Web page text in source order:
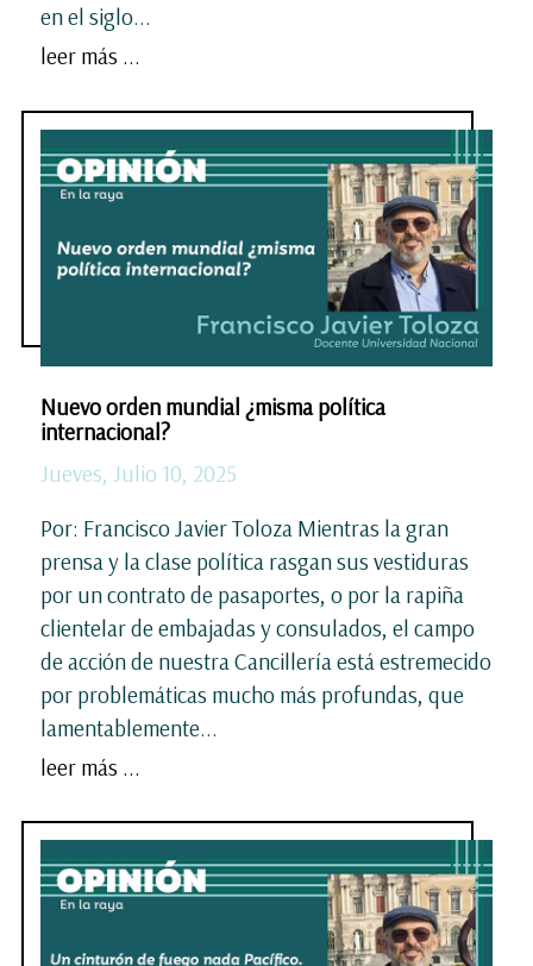
en el siglo...
leer más ...
Nuevo orden mundial ¿misma política
internacional?
Jueves, Julio 10, 2025
Por: Francisco Javier Toloza Mientras la gran
prensa y la clase política rasgan sus vestiduras
por un contrato de pasaportes, o por la rapiña
clientelar de embajadas y consulados, el campo
de acción de nuestra Cancillería está estremecido
por problemáticas mucho más profundas, que
lamentablemente...
leer más ...